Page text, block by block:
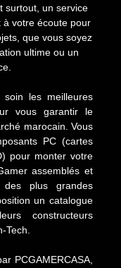
surtout, un service
à votre écoute pour
que vous soyez
ultime ou un
soin les meilleures
vous garantir le
marocain. Vous
PC (cartes
pour monter votre
assemblés et
des plus grandes
un catalogue
constructeurs
Tech.
PCGAMERCASA,